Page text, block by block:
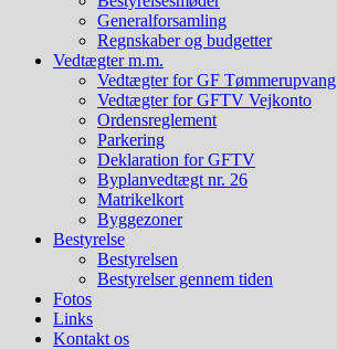
Generalforsamling
Regnskaber og budgetter
Vedtægter m.m.
Vedtægter for GF Tømmerupvang
Vedtægter for GFTV Vejkonto
Ordensreglement
Parkering
Deklaration for GFTV
Byplanvedtægt nr. 26
Matrikelkort
Byggezoner
Bestyrelse
Bestyrelsen
Bestyrelser gennem tiden
Fotos
Links
Kontakt os